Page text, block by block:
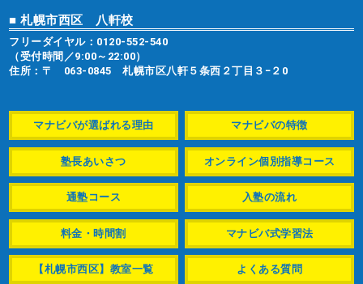
■ 札幌市西区 八軒校
フリーダイヤル： 0120-552-540
（受付時間／9:00～22:00）
住所：〒 063-0845 札幌市区八軒５条西２丁目３−２0
マナビバが選ばれる理由 マナビバの特徴
塾長あいさつ オンライン個別指導コース
通塾コース 入塾の流れ
料金・時間割 マナビバ式学習法
【札幌市西区】教室一覧 よくある質問